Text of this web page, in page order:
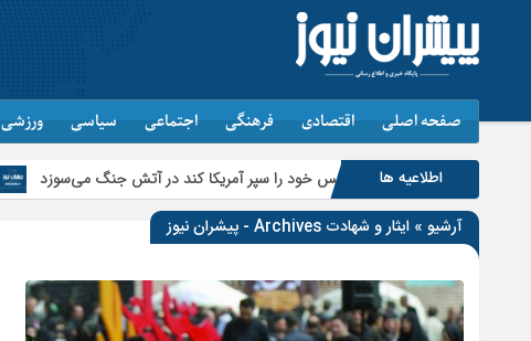
صفحه اصلی اقتصادی فرهنگی اجتماعی سیاسی ورزشی
اطلاعیه ها
هرکس خود را سپر آمریکا کند در آتش جنگ می‌سوزد فرهنگ
آرشیو » ایثار و شهادت Archives - پیشران نیوز